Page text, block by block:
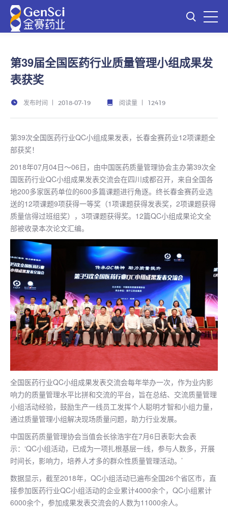
第39届全国医药行业质量管理小组成果发
表获奖
发布时间 2018-07-19 阅读量 12419
第39次全国医药行业QC小组成果发表，长春金赛药业12项课题全
部获奖！
2018年07月04日～06日，由中国医药质量管理协会主办第39次全
国医药行业QC小组成果发表交流会在四川成都召开，来自全国各
地200多家医药单位的600多篇课题进行角逐。终长春金赛药业选
送的12项课题9项获得一等奖（1项课题获得发表奖，2项课题获得
质量信得过班组奖），3项课题获得奖。12篇QC小组成果论文全
部被收录本次论文汇编。
全国医药行业QC小组成果发表交流会每年举办一次，作为业内影
响力的质量管理水平比拼和交流的平台，旨在总结、交流质量管理
小组活动经验，鼓励生产一线员工发挥个人聪明才智和小组力量，
通过质量管理小组解决现场质量问题，助力行业发展。
中国医药质量管理协会当值会长徐浩宇在7月6日表彰大会表
示：‘QC小组活动，已成为一项扎根基层一线，参与人数多，开展
时间长，影响力，培养人才多的群众性质量管理活动。’
数据显示，截至2018年，QC小组活动已遍布全国26个省区市，直
接参加医药行业QC小组活动的企业累计4000余个，QC小组累计
6000余个，参加成果发表交流会的人数为11000余人。